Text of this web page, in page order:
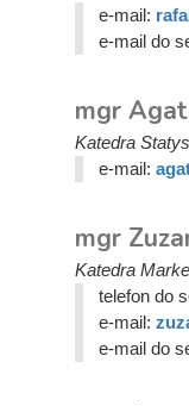
e-mail:
e-mail do
mgr
Katedra
e-mail:
mgr
Katedra
telefon do
e-mail:
e-mail do